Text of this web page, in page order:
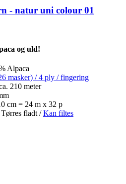
- natur uni colour 01
og uld!
Alpaca
masker) / 4 ply / fingering
210 meter
cm = 24 m x 32 p
fladt /Kan filtes